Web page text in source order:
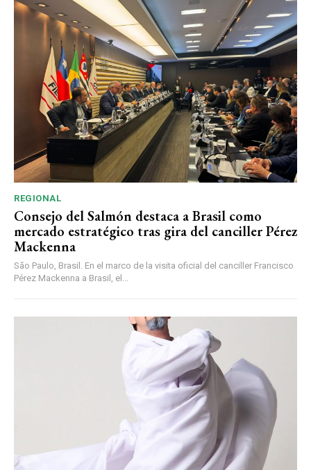
REGIONAL
Consejo del Salmón destaca a Brasil como
mercado estratégico tras gira del canciller Pérez
Mackenna
São Paulo, Brasil. En el marco de la visita oficial del canciller Francisco
Pérez Mackenna a Brasil, el...